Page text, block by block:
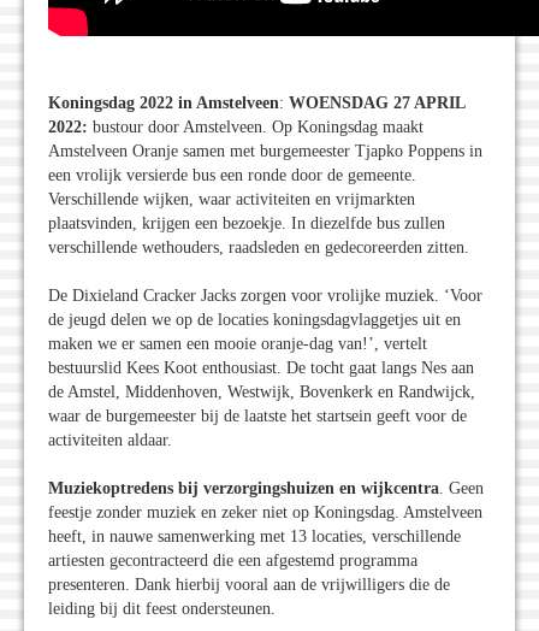
Koningsdag 2022 in Amstelveen: WOENSDAG 27 APRIL
2022: bustour door Amstelveen. Op Koningsdag maakt
Amstelveen Oranje samen met burgemeester Tjapko Poppens in
een vrolijk versierde bus een ronde door de gemeente.
Verschillende wijken, waar activiteiten en vrijmarkten
plaatsvinden, krijgen een bezoekje. In diezelfde bus zullen
verschillende wethouders, raadsleden en gedecoreerden zitten.
De Dixieland Cracker Jacks zorgen voor vrolijke muziek. ‘Voor
de jeugd delen we op de locaties koningsdagvlaggetjes uit en
maken we er samen een mooie oranje-dag van!’, vertelt
bestuurslid Kees Koot enthousiast. De tocht gaat langs Nes aan
de Amstel, Middenhoven, Westwijk, Bovenkerk en Randwijck,
waar de burgemeester bij de laatste het startsein geeft voor de
activiteiten aldaar.
Muziekoptredens bij verzorgingshuizen en wijkcentra. Geen
feestje zonder muziek en zeker niet op Koningsdag. Amstelveen
heeft, in nauwe samenwerking met 13 locaties, verschillende
artiesten gecontracteerd die een afgestemd programma
presenteren. Dank hierbij vooral aan de vrijwilligers die de
leiding bij dit feest ondersteunen.